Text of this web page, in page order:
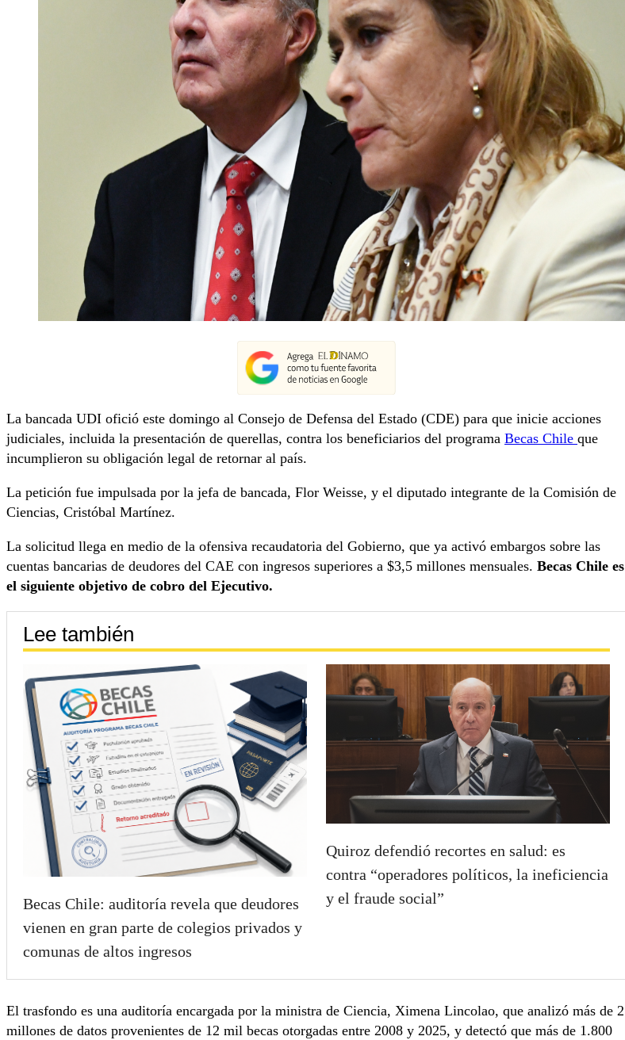
La bancada UDI ofició este domingo al Consejo de Defensa del Estado (CDE) para que inicie acciones
judiciales, incluida la presentación de querellas, contra los beneficiarios del programa Becas Chile que
incumplieron su obligación legal de retornar al país.
La petición fue impulsada por la jefa de bancada, Flor Weisse, y el diputado integrante de la Comisión de
Ciencias, Cristóbal Martínez.
La solicitud llega en medio de la ofensiva recaudatoria del Gobierno, que ya activó embargos sobre las
cuentas bancarias de deudores del CAE con ingresos superiores a $3,5 millones mensuales. Becas Chile es
el siguiente objetivo de cobro del Ejecutivo.
Lee también
Becas Chile: auditoría revela que deudores
vienen en gran parte de colegios privados y
comunas de altos ingresos
Quiroz defendió recortes en salud: es
contra “operadores políticos, la ineficiencia
y el fraude social”
El trasfondo es una auditoría encargada por la ministra de Ciencia, Ximena Lincolao, que analizó más de 2
millones de datos provenientes de 12 mil becas otorgadas entre 2008 y 2025, y detectó que más de 1.800